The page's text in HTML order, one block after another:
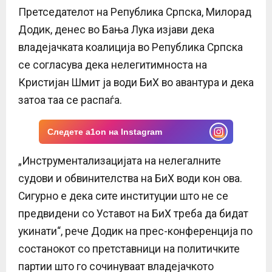
N
U
Претседателот на Република Српска, Милорад
Додик, денес во Бања Лука изјави дека
владејачката коалиција во Република Српска
се согласува дека нелегитимноста на
Кристијан Шмит ја води БиХ во авантура и дека
затоа таа се распаѓа.
Следете a1on на Instagram
„Инструментализацијата на нелегалните
судови и обвинителства на БиХ води кон ова.
Сигурно е дека сите институции што не се
предвидени со Уставот на БиХ треба да бидат
укинати“, рече Додик на прес-конференција по
состанокот со претставници на политичките
партии што го сочинуваат владејачкото